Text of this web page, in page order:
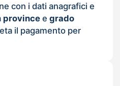
con i dati anagrafici e
provincee grado
il pagamento per